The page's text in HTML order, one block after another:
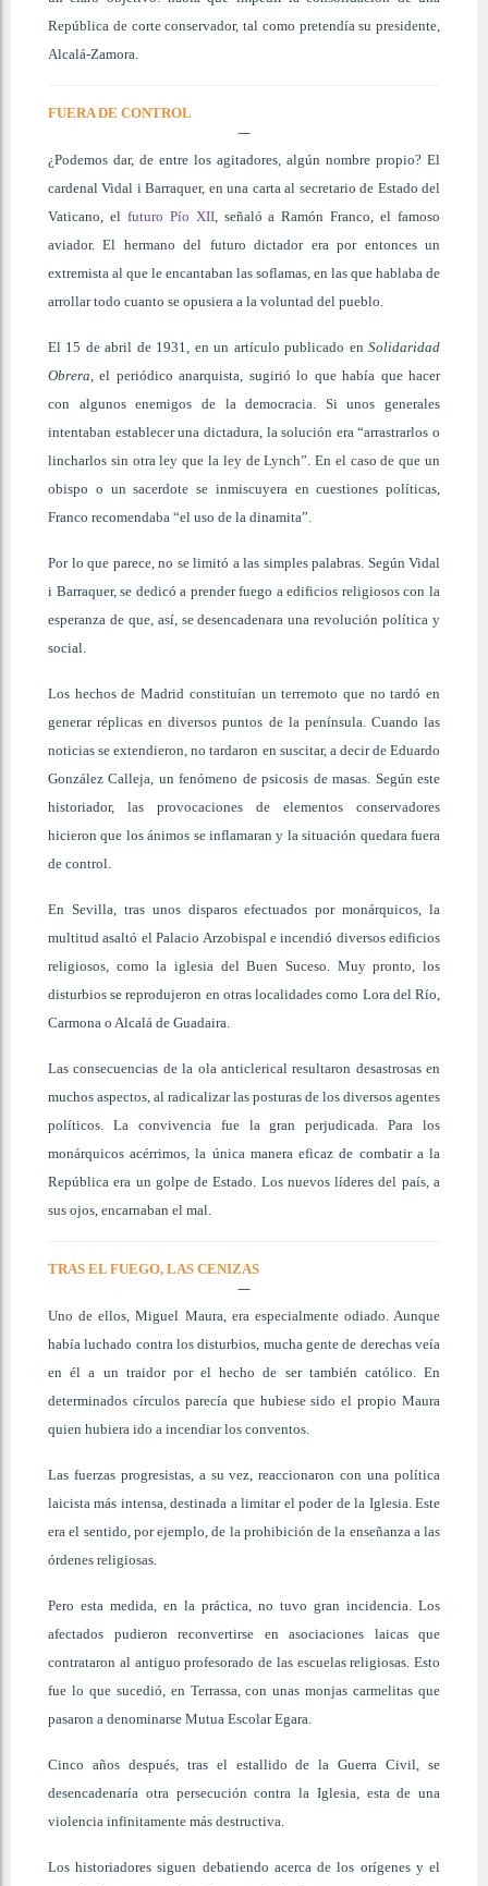
República de corte conservador, tal como pretendía su presidente,
Alcalá-Zamora.
FUERA DE CONTROL
¿Podemos dar, de entre los agitadores, algún nombre propio? El
cardenal Vidal i Barraquer, en una carta al secretario de Estado del
Vaticano, el futuro Pío XII, señaló a Ramón Franco, el famoso
aviador. El hermano del futuro dictador era por entonces un
extremista al que le encantaban las soflamas, en las que hablaba de
arrollar todo cuanto se opusiera a la voluntad del pueblo.
El 15 de abril de 1931, en un artículo publicado en Solidaridad
Obrera, el periódico anarquista, sugirió lo que había que hacer
con algunos enemigos de la democracia. Si unos generales
intentaban establecer una dictadura, la solución era “arrastrarlos o
lincharlos sin otra ley que la ley de Lynch”. En el caso de que un
obispo o un sacerdote se inmiscuyera en cuestiones políticas,
Franco recomendaba “el uso de la dinamita”.
Por lo que parece, no se limitó a las simples palabras. Según Vidal
i Barraquer, se dedicó a prender fuego a edificios religiosos con la
esperanza de que, así, se desencadenara una revolución política y
social.
Los hechos de Madrid constituían un terremoto que no tardó en
generar réplicas en diversos puntos de la península. Cuando las
noticias se extendieron, no tardaron en suscitar, a decir de Eduardo
González Calleja, un fenómeno de psicosis de masas. Según este
historiador, las provocaciones de elementos conservadores
hicieron que los ánimos se inflamaran y la situación quedara fuera
de control.
En Sevilla, tras unos disparos efectuados por monárquicos, la
multitud asaltó el Palacio Arzobispal e incendió diversos edificios
religiosos, como la iglesia del Buen Suceso. Muy pronto, los
disturbios se reprodujeron en otras localidades como Lora del Río,
Carmona o Alcalá de Guadaira.
Las consecuencias de la ola anticlerical resultaron desastrosas en
muchos aspectos, al radicalizar las posturas de los diversos agentes
políticos. La convivencia fue la gran perjudicada. Para los
monárquicos acérrimos, la única manera eficaz de combatir a la
República era un golpe de Estado. Los nuevos líderes del país, a
sus ojos, encarnaban el mal.
TRAS EL FUEGO, LAS CENIZAS
Uno de ellos, Miguel Maura, era especialmente odiado. Aunque
había luchado contra los disturbios, mucha gente de derechas veía
en él a un traidor por el hecho de ser también católico. En
determinados círculos parecía que hubiese sido el propio Maura
quien hubiera ido a incendiar los conventos.
Las fuerzas progresistas, a su vez, reaccionaron con una política
laicista más intensa, destinada a limitar el poder de la Iglesia. Este
era el sentido, por ejemplo, de la prohibición de la enseñanza a las
órdenes religiosas.
Pero esta medida, en la práctica, no tuvo gran incidencia. Los
afectados pudieron reconvertirse en asociaciones laicas que
contrataron al antiguo profesorado de las escuelas religiosas. Esto
fue lo que sucedió, en Terrassa, con unas monjas carmelitas que
pasaron a denominarse Mutua Escolar Egara.
Cinco años después, tras el estallido de la Guerra Civil, se
desencadenaría otra persecución contra la Iglesia, esta de una
violencia infinitamente más destructiva.
Los historiadores siguen debatiendo acerca de los orígenes y el